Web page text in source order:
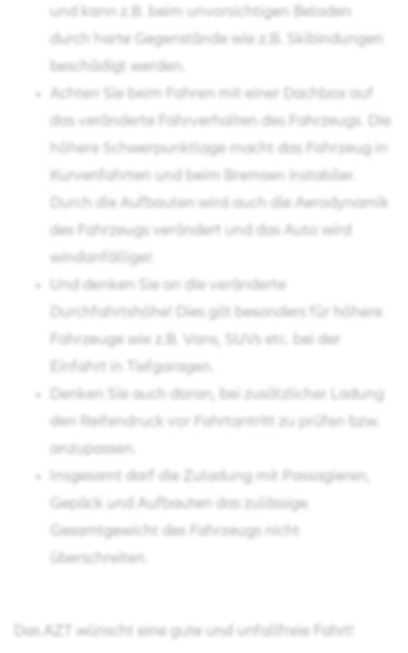
und kann z.B. beim unvorsichtigen Beladen
durch harte Gegenstände wie z.B. Skibindungen
beschädigt werden.
Achten Sie beim Fahren mit einer Dachbox auf
das veränderte Fahrverhalten des Fahrzeugs. Die
höhere Schwerpunktlage macht das Fahrzeug in
Kurvenfahrten und beim Bremsen instabiler.
Durch die Aufbauten wird auch die Aerodynamik
des Fahrzeugs verändert und das Auto wird
windanfälliger.
Und denken Sie an die veränderte
Durchfahrtshöhe! Dies gilt besonders für höhere
Fahrzeuge wie z.B. Vans, SUVs etc. bei der
Einfahrt in Tiefgaragen.
Denken Sie auch daran, bei zusätzlicher Ladung
den Reifendruck vor Fahrtantritt zu prüfen bzw.
anzupassen.
Insgesamt darf die Zuladung mit Passagieren,
Gepäck und Aufbauten das zulässige
Gesamtgewicht des Fahrzeugs nicht
überschreiten.
Das AZT wünscht eine gute und unfallfreie Fahrt!